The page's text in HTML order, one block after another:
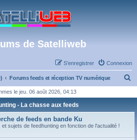
de Satelliweb
Connexion
S’enregistrer
Forums feeds et réception TV numérique
h
r
le jeu. 06 août 2026, 04:13
- La chasse aux feeds
de feeds en bande Ku
sujets de feedhunting en fonction de l'actualité !